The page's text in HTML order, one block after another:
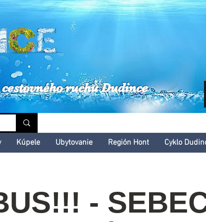
kultúrne leto
ruchu Dudince
Kúpele Ubytovanie Región Hont Cyklo
-